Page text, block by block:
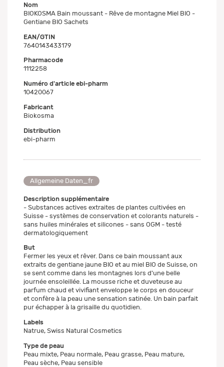
Nom
BIOKOSMA Bain moussant - Rêve de montagne Miel BIO -
Gentiane BIO Sachets
EAN/GTIN
7640143433179
Pharmacode
1112258
Numéro d'article ebi-pharm
10420067
Fabricant
Biokosma
Distribution
ebi-pharm
Allgemeine Daten_fr
Description supplémentaire
- Substances actives extraites de plantes cultivées en
Suisse - systèmes de conservation et colorants naturels -
sans huiles minérales et silicones - sans OGM - testé
dermatologiquement
But
Fermer les yeux et rêver. Dans ce bain moussant aux
extraits de gentiane jaune BIO et au miel BIO de Suisse, on
se sent comme dans les montagnes lors d'une belle
journée ensoleillée. La mousse riche et duveteuse au
parfum chaud et vivifiant enveloppe le corps en douceur
et confère à la peau une sensation satinée. Un bain parfait
pur échapper à la grisaille du quotidien.
Labels
Natrue, Swiss Natural Cosmetics
Type de peau
Peau mixte, Peau normale, Peau grasse, Peau mature,
Peau sèche, Peau sensible